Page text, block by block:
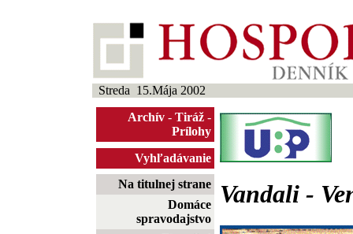
Streda 15.Mája 2002
Archív - Tiráž -
Prílohy
Vyhľadávanie
Na titulnej strane
Domáce
spravodajstvo
Vandali -